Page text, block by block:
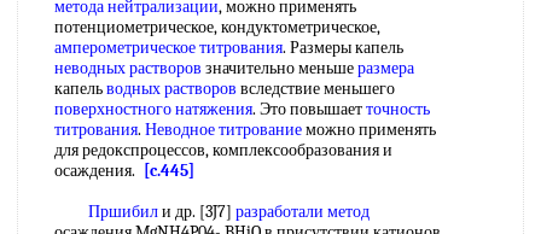
метода нейтрализации, можно применять
потенциометрическое, кондуктометрическое,
амперометрическое титрования. Размеры капель
неводных растворов значительно меньшеразмера
капельводных растворов вследствие меньшего
поверхностного натяжения. Это повышаетточность
титрования. Неводное титрованиеможно применять
для редокспроцессов, комплексообразования и
осаждения.
[c.445]
Пршибили др. [3J7] разработали метод